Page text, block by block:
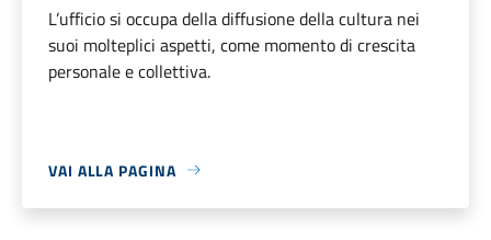
L’ufficio si occupa della diffusione della cultura nei
suoi molteplici aspetti, come momento di crescita
personale e collettiva.
VAI ALLA PAGINA